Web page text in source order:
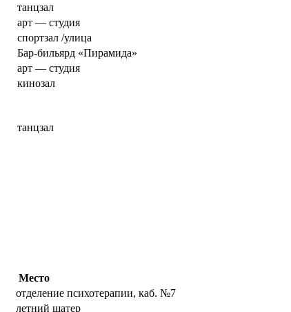
танцзал
арт — студия
спортзал /улица
Бар-бильярд «Пирамида»
арт — студия
кинозал
танцзал
Место
отделение психотерапии, каб. №7
летний шатер